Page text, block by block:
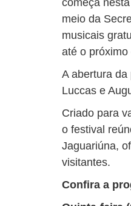
meio da
musicais
até o
A abertura
Luccas e
Criado para
o festival
Jaguariúna,
visitantes.
Confira a